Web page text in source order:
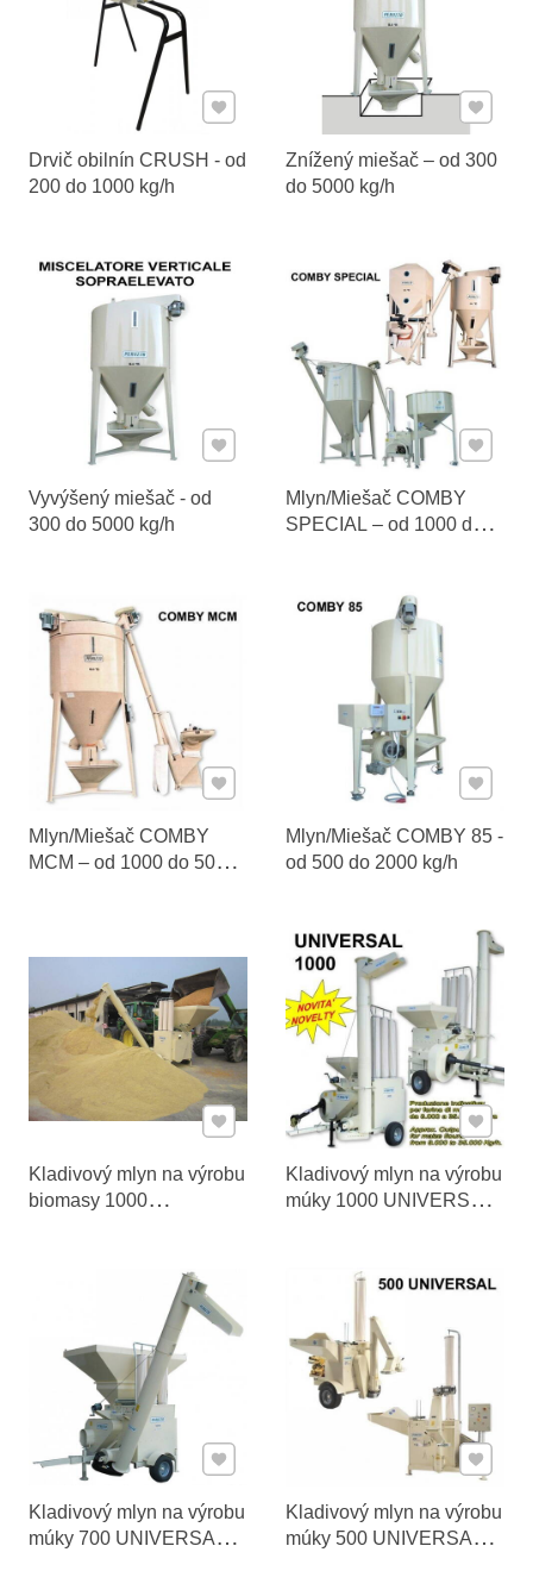
Drvič obilnín CRUSH - od
200 do 1000 kg/h
Pridať k Obľúbeným
Znížený miešač – od 300
do 5000 kg/h
Pridať k
Vyvýšený miešač - od
300 do 5000 kg/h
Pridať k Obľúbeným
Mlyn/Miešač COMBY
SPECIAL – od 1000 do
Pridať
Mlyn/Miešač COMBY
MCM – od 1000 do 5000
Pridať k Obľúbeným
Mlyn/Miešač COMBY 85 -
od 500 do 2000 kg/h
Pridať
Kladivový mlyn na výrobu
biomasy 1000
Pridať k Obľúbeným
Kladivový mlyn na výrobu
múky 1000 UNIVERSAL
Pridať k
Kladivový mlyn na výrobu
múky 700 UNIVERSAL –
Pridať k Obľúbeným
Kladivový mlyn na výrobu
múky 500 UNIVERSAL –
Pridať k